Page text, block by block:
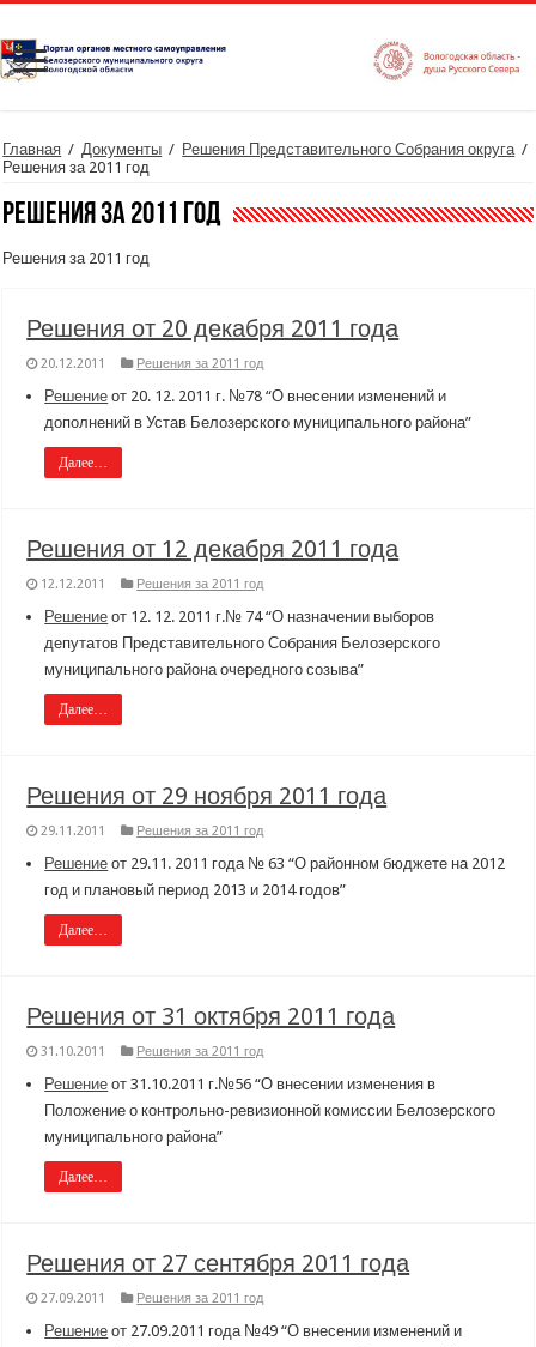
Главная / Документы / Решения Представительного Собрания округа /
Решения за 2011 год
Решения за 2011 год
Решения за 2011 год
Решения от 20 декабря 2011 года
20.12.2011 Решения за 2011 год
Решение от 20. 12. 2011 г. №78 “О внесении изменений и
дополнений в Устав Белозерского муниципального района”
Далее…
Решения от 12 декабря 2011 года
12.12.2011 Решения за 2011 год
Решение от 12. 12. 2011 г.№ 74 “О назначении выборов
депутатов Представительного Собрания Белозерского
муниципального района очередного созыва”
Далее…
Решения от 29 ноября 2011 года
29.11.2011 Решения за 2011 год
Решение от 29.11. 2011 года № 63 “О районном бюджете на 2012
год и плановый период 2013 и 2014 годов”
Далее…
Решения от 31 октября 2011 года
31.10.2011 Решения за 2011 год
Решение от 31.10.2011 г.№56 “О внесении изменения в
Положение о контрольно-ревизионной комиссии Белозерского
муниципального района”
Далее…
Решения от 27 сентября 2011 года
27.09.2011 Решения за 2011 год
Решение от 27.09.2011 года №49 “О внесении изменений и